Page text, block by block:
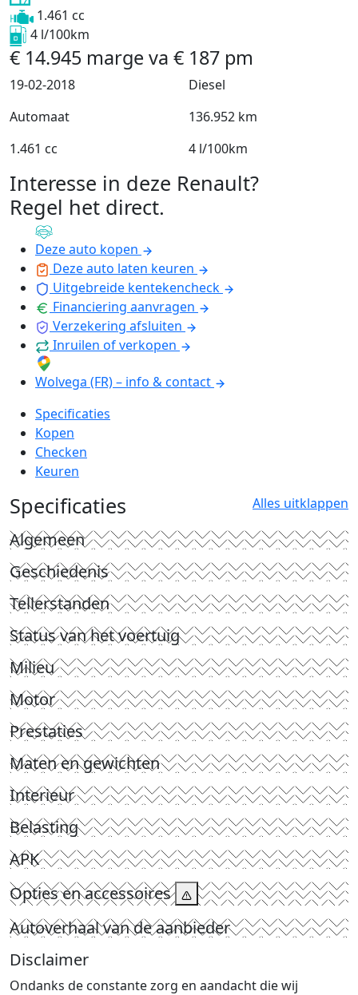
1.461 cc
4 l/100km
€ 14.945 marge va € 187 pm
19-02-2018
Diesel
Automaat
136.952 km
1.461 cc
4 l/100km
Interesse in deze Renault?
Regel het direct.
Deze auto kopen
Deze auto laten keuren
Uitgebreide kentekencheck
Financiering aanvragen
Verzekering afsluiten
Inruilen of verkopen
Wolvega (FR) – info & contact
Specificaties
Kopen
Checken
Keuren
Specificaties Alles uitklappen
Algemeen
Geschiedenis
Tellerstanden
Status van het voertuig
Milieu
Motor
Prestaties
Maten en gewichten
Interieur
Belasting
APK
Opties en accessoires
Autoverhaal van de aanbieder
Disclaimer
Ondanks de constante zorg en aandacht die wij